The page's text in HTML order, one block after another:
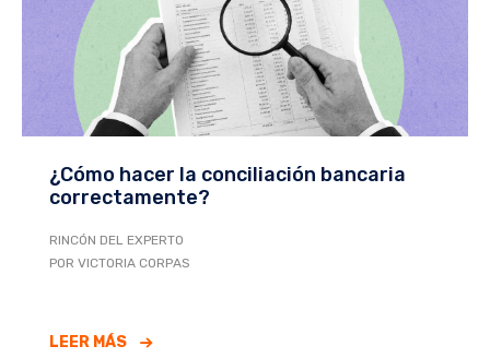
¿Cómo hacer la conciliación bancaria
correctamente?
RINCÓN DEL EXPERTO
POR VICTORIA CORPAS
LEER MÁS